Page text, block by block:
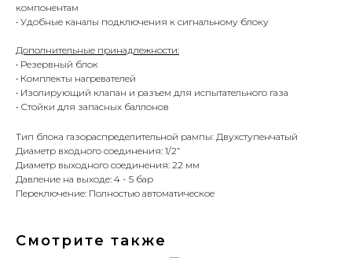
компонентам
• Удобные каналы подключения к сигнальному блоку
Дополнительные принадлежности:
• Резервный блок
• Комплекты нагревателей
• Изолирующий клапан и разъем для испытательного газа
• Стойки для запасных баллонов
Тип блока газораспределительной рампы: Двухступенчатый
Диаметр входного соединения: 1/2”
Диаметр выходного соединения: 22 мм
Давление на выходе: 4 - 5 бар
Переключение: Полностью автоматическое
Смотрите также